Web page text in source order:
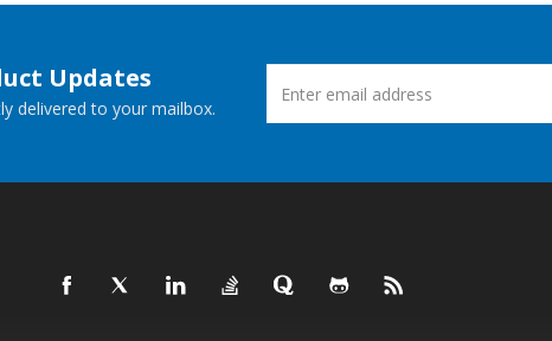
Updates
delivered to your mailbox.